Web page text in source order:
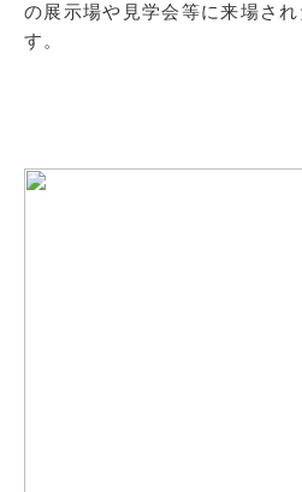
の展示場や見学会等に来場さ
す。